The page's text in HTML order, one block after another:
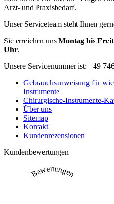
Arzt- und Praxisbedarf.
Unser Serviceteam steht Ihnen
Sie erreichen uns Montag bis
Uhr.
Unsere Servicenummer ist: +49
Gebrauchsanweisung für
Instrumente
Chirurgische-Instrumente-
Über uns
Sitemap
Kontakt
Kundenrezensionen
Kundenbewertungen
Bewertungen